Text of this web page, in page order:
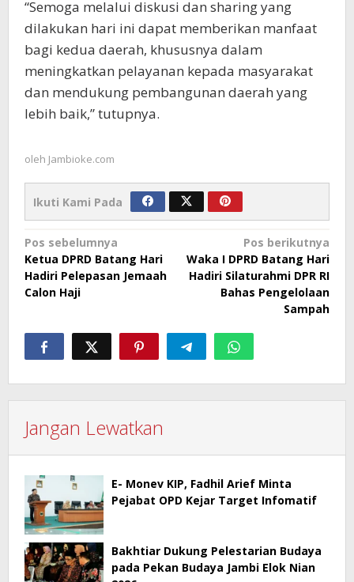
“Semoga melalui diskusi dan sharing yang
dilakukan hari ini dapat memberikan manfaat
bagi kedua daerah, khususnya dalam
meningkatkan pelayanan kepada masyarakat
dan mendukung pembangunan daerah yang
lebih baik,” tutupnya.
oleh Jambioke.com
Ikuti Kami Pada
Navigasi
pos
Pos sebelumnya
Ketua DPRD Batang Hari
Hadiri Pelepasan Jemaah
Calon Haji
Pos berikutnya
Waka I DPRD Batang Hari
Hadiri Silaturahmi DPR RI
Bahas Pengelolaan
Sampah
Jangan Lewatkan
E- Monev KIP, Fadhil Arief Minta
Pejabat OPD Kejar Target Infomatif
Bakhtiar Dukung Pelestarian Budaya
pada Pekan Budaya Jambi Elok Nian